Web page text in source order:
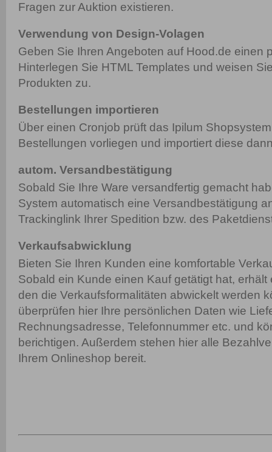
Fragen zur Auktion existieren.
Verwendung von Design-Volagen
Geben Sie Ihren Angeboten auf Hood.de einen
Hinterlegen Sie HTML Templates und weisen
Produkten zu.
Bestellungen importieren
Über einen Cronjob prüft das Ipilum
Bestellungen vorliegen und importiert diese
autom. Versandbestätigung
Sobald Sie Ihre Ware versandfertig gemacht
System automatisch eine Versandbestätigung
Trackinglink Ihrer Spedition bzw. des
Verkaufsabwicklung
Bieten Sie Ihren Kunden eine komfortable
Sobald ein Kunde einen Kauf getätigt hat, erhält
den die Verkaufsformalitäten abwickelt werden
überprüfen hier Ihre persönlichen Daten wie
Rechnungsadresse, Telefonnummer etc. und
berichtigen. Außerdem stehen hier alle
Ihrem Onlineshop bereit.